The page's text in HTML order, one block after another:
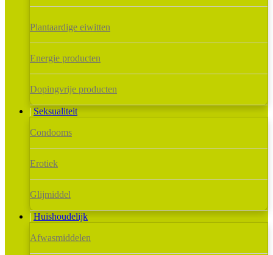
Plantaardige eiwitten
Energie producten
Dopingvrije producten
Seksualiteit
Condooms
Erotiek
Glijmiddel
Huishoudelijk
Afwasmiddelen